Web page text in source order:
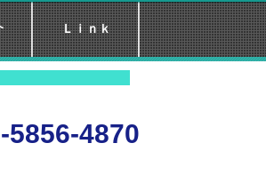
Ｌｉｎｋ
年
5856-4870